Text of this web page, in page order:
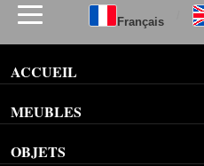
Français
ACCUEIL
MEUBLES
OBJETS